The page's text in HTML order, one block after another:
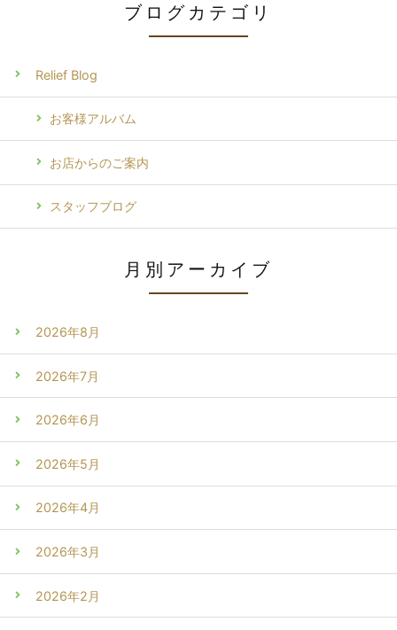
ブログカテゴリ
Relief Blog
お客様アルバム
お店からのご案内
スタッフブログ
月別アーカイブ
2026年8月
2026年7月
2026年6月
2026年5月
2026年4月
2026年3月
2026年2月